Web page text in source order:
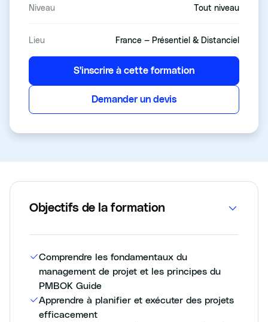
Niveau Tout niveau
Lieu France — Présentiel & Distanciel
S'inscrire à cette formation
Demander un devis
Objectifs de la formation
Comprendre les fondamentaux du
management de projet et les principes du
PMBOK Guide
Apprendre à planifier et exécuter des projets
efficacement